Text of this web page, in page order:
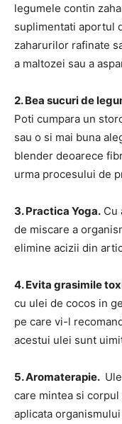
legumele contin
suplimentati aportul
zaharurilor rafinate
a maltozei sau a
2. Bea sucuri de
Poti cumpara un
sau o si mai buna
blender deoarece
urma procesului de
3. Practica Yoga. Cu
de miscare a
elimine acizii din
4. Evita grasimile
cu ulei de cocos in
pe care vi-l
acestui ulei sunt
5. Aromaterapie.
care mintea si
aplicata